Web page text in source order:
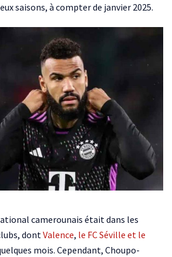
saisons, à compter de janvier 2025.
camerounais était dans les
dontValence, le FC Séville et le
mois. Cependant, Choupo-